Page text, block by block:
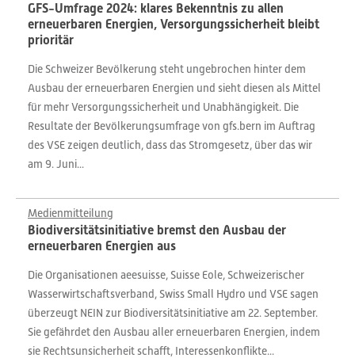
GFS-Umfrage 2024: klares Bekenntnis zu allen
erneuerbaren Energien, Versorgungssicherheit bleibt
prioritär
Die Schweizer Bevölkerung steht ungebrochen hinter dem
Ausbau der erneuerbaren Energien und sieht diesen als Mittel
für mehr Versorgungssicherheit und Unabhängigkeit. Die
Resultate der Bevölkerungsumfrage von gfs.bern im Auftrag
des VSE zeigen deutlich, dass das Stromgesetz, über das wir
am 9. Juni...
Medienmitteilung
Biodiversitätsinitiative bremst den Ausbau der
erneuerbaren Energien aus
Die Organisationen aeesuisse, Suisse Eole, Schweizerischer
Wasserwirtschaftsverband, Swiss Small Hydro und VSE sagen
überzeugt NEIN zur Biodiversitätsinitiative am 22. September.
Sie gefährdet den Ausbau aller erneuerbaren Energien, indem
sie Rechtsunsicherheit schafft, Interessenkonflikte...